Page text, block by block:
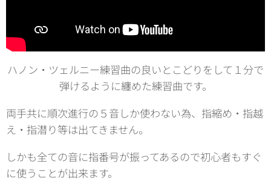
ハノン・ツェルニー練習曲の良いとこどりをして１分で
弾けるように纏めた練習曲です。
両手共に順次進行の５音しか使わない為、指縮め・指越
え・指潜り等は出てきません。
しかも全ての音に指番号が振ってあるので初心者もすぐ
に使うことが出来ます。